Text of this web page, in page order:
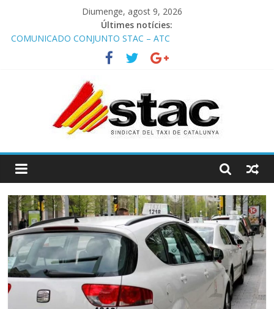
Diumenge, agost 9, 2026
Últimes notícies:
COMUNICADO CONJUNTO STAC – ATC
Comunicado STAC/ ATC de la reunión con los Mossos d
‘Esquadra del aeropuerto de Barcelona.
Programa de Radio TAXI LIBRE 29.07.2026 en COOLTURA FM.
STAC/ATC SOLICITAN TAULA TÈCNICA PARA MEJORAR LA
OPERATIVA DE ENTRADA EN EL PUERTO DE BARCELONA.
Programa de Radio TAXI LIBRE 22.07.2026 en COOLTURA FM.